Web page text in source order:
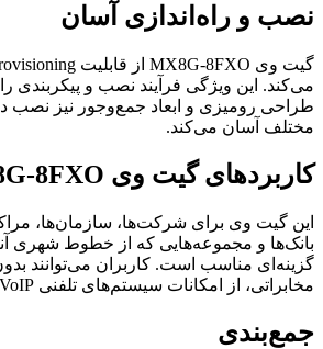
نصب و راه‌اندازی آسان
می‌کند. این ویژگی فرآیند نصب و پیکربندی
طراحی رومیزی و ابعاد جمع‌وجور نیز نصب
مختلف آسان می‌کند.
کاربردهای گیت وی MX8G-8FXO
این گیت وی برای شرکت‌ها، سازمان‌ها،
بانک‌ها و مجموعه‌هایی که از خطوط شهری
گزینه‌ای مناسب است. کاربران می‌توانند
مخابراتی، از امکانات سیستم‌های تلفنی VoIP بهره‌مند شوند.
جمع‌بندی